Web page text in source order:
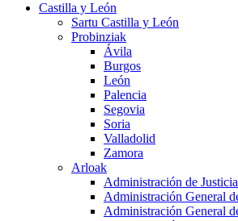
Castilla y León
Sartu Castilla y León
Probinziak
Ávila
Burgos
León
Palencia
Segovia
Soria
Valladolid
Zamora
Arloak
Administración de Justicia
Administración General
Administración General